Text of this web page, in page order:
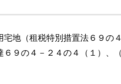
地（租税特別措置法６９の
９の４－２４の４（１）、（